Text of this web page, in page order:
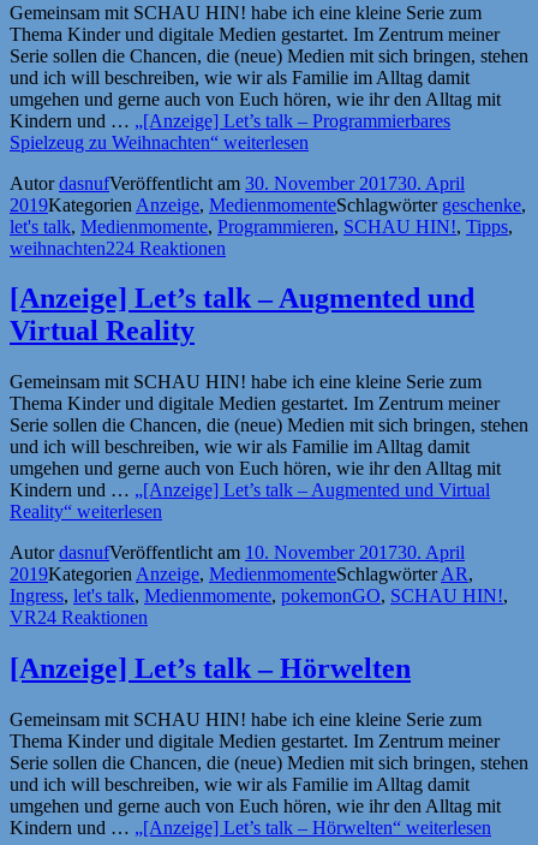
Gemeinsam mit SCHAU HIN! habe ich eine kleine Serie zum
Thema Kinder und digitale Medien gestartet. Im Zentrum meiner
Serie sollen die Chancen, die (neue) Medien mit sich bringen, stehen
und ich will beschreiben, wie wir als Familie im Alltag damit
umgehen und gerne auch von Euch hören, wie ihr den Alltag mit
Kindern und … „[Anzeige] Let’s talk – Programmierbares
Spielzeug zu Weihnachten“ weiterlesen
AutordasnufVeröffentlicht am 30. November 201730. April
2019Kategorien Anzeige, MedienmomenteSchlagwörter geschenke,
let's talk, Medienmomente, Programmieren, SCHAU HIN!, Tipps,
weihnachten224 Reaktionen
[Anzeige] Let’s talk – Augmented und
Virtual Reality
Gemeinsam mit SCHAU HIN! habe ich eine kleine Serie zum
Thema Kinder und digitale Medien gestartet. Im Zentrum meiner
Serie sollen die Chancen, die (neue) Medien mit sich bringen, stehen
und ich will beschreiben, wie wir als Familie im Alltag damit
umgehen und gerne auch von Euch hören, wie ihr den Alltag mit
Kindern und … „[Anzeige] Let’s talk – Augmented und Virtual
Reality“ weiterlesen
AutordasnufVeröffentlicht am 10. November 201730. April
2019Kategorien Anzeige, MedienmomenteSchlagwörterAR,
Ingress, let's talk, Medienmomente, pokemonGO, SCHAU HIN!,
VR24 Reaktionen
[Anzeige] Let’s talk – Hörwelten
Gemeinsam mit SCHAU HIN! habe ich eine kleine Serie zum
Thema Kinder und digitale Medien gestartet. Im Zentrum meiner
Serie sollen die Chancen, die (neue) Medien mit sich bringen, stehen
und ich will beschreiben, wie wir als Familie im Alltag damit
umgehen und gerne auch von Euch hören, wie ihr den Alltag mit
Kindern und … „[Anzeige] Let’s talk – Hörwelten“ weiterlesen